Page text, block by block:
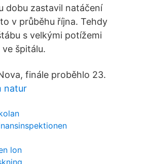
dobu zastavil natáčení
v průběhu října. Tehdy
s velkými potížemi
špitálu.
finále proběhlo 23.
natur
lon